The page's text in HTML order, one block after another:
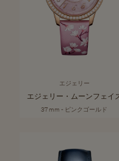
エジェリー
エジェリー・ムーンフェイ
37 mm - ピンクゴールド